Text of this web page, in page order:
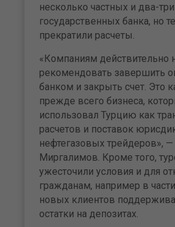
несколько частных и два-три
государственных банка, но
прекратили расчеты.
«Компаниям действительно
рекомендовать завершить
банком и закрыть счет. Это
прежде всего бизнеса,
использовал Турцию как
расчетов и поставок
нефтегазовых трейдеров»,
Миргалимов. Кроме того,
ужесточили условия и для
гражданам, например в
новых клиентов
остатки на депозитах.